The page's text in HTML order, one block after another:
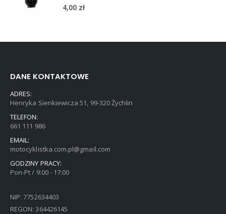
out of 5
4,00 zł
DANE KONTAKTOWE
ADRES:
Henryka Sienkiewicza 51, 99-320 Żychlin
TELEFON:
661 111 986
EMAIL:
motocyklistka.com.pl@gmail.com
GODZINY PRACY:
Pon-Pt / 9:00 - 17:00
NIP: 7752634403
REGON: 364426145